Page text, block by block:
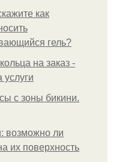
как
гель?
на заказ -
с зоны бикини.
возможно ли
их поверхность